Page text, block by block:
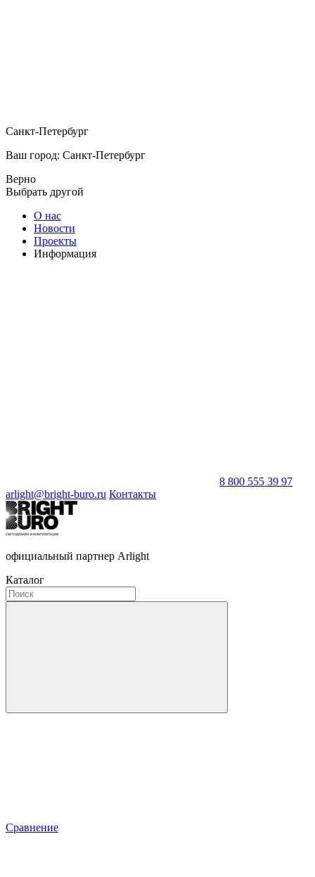
Санкт-Петербург
Ваш город: Санкт-Петербург
Верно
Выбрать другой
О нас
Новости
Проекты
Информация
8 800 555 39 97
arlight@bright-buro.ru Контакты
официальный партнер Arlight
Каталог
Сравнение